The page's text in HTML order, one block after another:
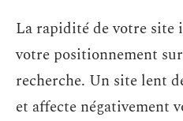
La rapidité de votre site
votre positionnement
recherche. Un site lent
et affecte négativement